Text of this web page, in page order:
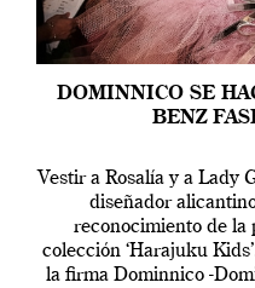
DOMINNICO SE
BENZ
Vestir a Rosalía y a Lady
diseñador
reconocimiento de la
colección ‘Harajuku
la firma Dominnico -